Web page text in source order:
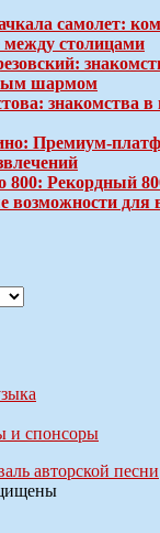
самолет:
между столицами
шармом
знакомства
Премиум-
800: Рекордный
возможности
и спонсоры
авторской песни